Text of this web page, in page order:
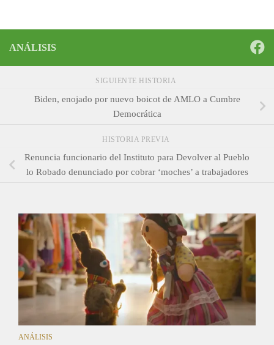
ANÁLISIS
SIGUIENTE HISTORIA
Biden, enojado por nuevo boicot de AMLO a Cumbre
Democrática
HISTORIA PREVIA
Renuncia funcionario del Instituto para Devolver al Pueblo
lo Robado denunciado por cobrar ‘moches’ a trabajadores
ANÁLISIS